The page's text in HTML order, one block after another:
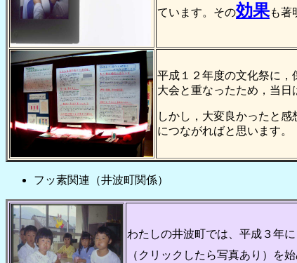
ています。その効果も著
平成１２年度の文化祭に，
大会と重なったため，当日
しかし，大変良かったと
につながればと思います。
フッ素関連（井波町関係）
わたしの井波町では、平成３年
（クリックしたら写真あり）を